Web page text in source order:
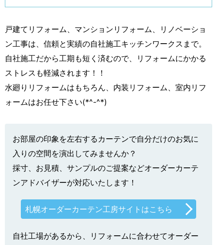
戸建てリフォーム、マンションリフォーム、リノベーショ
ン工事は、信頼と実績の自社施工キッチンワークスまで。
自社施工だから工期も短く済むので、リフォームにかかる
ストレスも軽減されます！！
水廻りリフォームはもちろん、内装リフォーム、室内リフ
ォームはお任せ下さい(*^-^*)
お部屋の印象を左右するカーテンで自分だけのお気に
入りの空間を演出してみませんか？
採寸、お見積、サンプルのご提案などオーダーカーテ
ンアドバイザーが対応いたします！
札幌オーダーカーテン工房サイトはこちら
自社工場があるから、リフォームに合わせてオーダー